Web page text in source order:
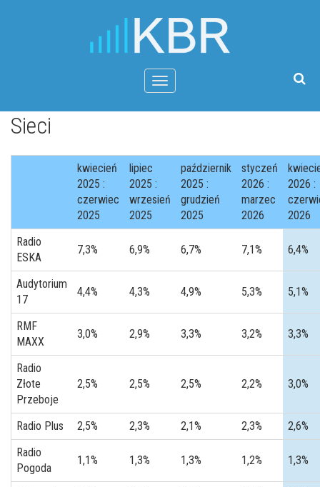
Menu
Sieci
kwiecień
2025 :
czerwiec
2025
lipiec
2025 :
wrzesień
2025
październik
2025 :
grudzień
2025
styczeń
2026 :
marzec
2026
2026 :
2026
Radio
ESKA
7,3% 6,9% 6,7% 7,1% 6,4%
Audytorium
17
4,4% 4,3% 4,9% 5,3% 5,1%
RMF
MAXX
3,0% 2,9% 3,3% 3,2% 3,3%
Radio
Złote
Przeboje
2,5% 2,5% 2,5% 2,2% 3,0%
Radio Plus 2,5% 2,3% 2,1% 2,3%
2,6%
Radio
Pogoda
1,1% 1,3% 1,3% 1,2% 1,3%